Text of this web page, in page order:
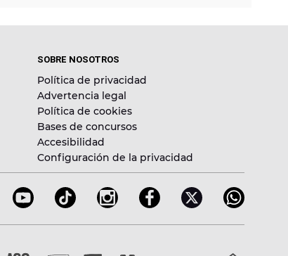
SOBRE NOSOTROS
Política de privacidad
Advertencia legal
Política de cookies
Bases de concursos
Accesibilidad
Configuración de la privacidad